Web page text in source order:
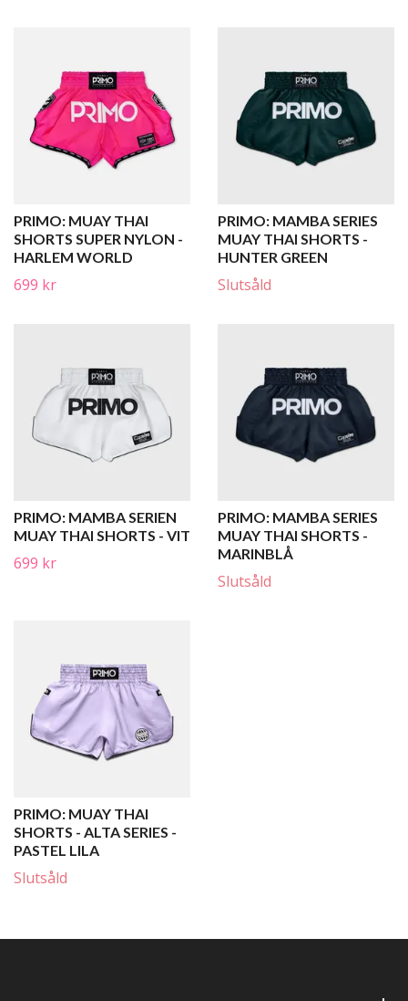
PRIMO: MUAY THAI
SHORTS SUPER NYLON -
HARLEM WORLD
699 kr
PRIMO: MAMBA SERIES
MUAY THAI SHORTS -
HUNTER GREEN
Slutsåld
PRIMO: MAMBA SERIEN
MUAY THAI SHORTS - VIT
699 kr
PRIMO: MAMBA SERIES
MUAY THAI SHORTS -
MARINBLÅ
Slutsåld
PRIMO: MUAY THAI
SHORTS - ALTA SERIES -
PASTEL LILA
Slutsåld